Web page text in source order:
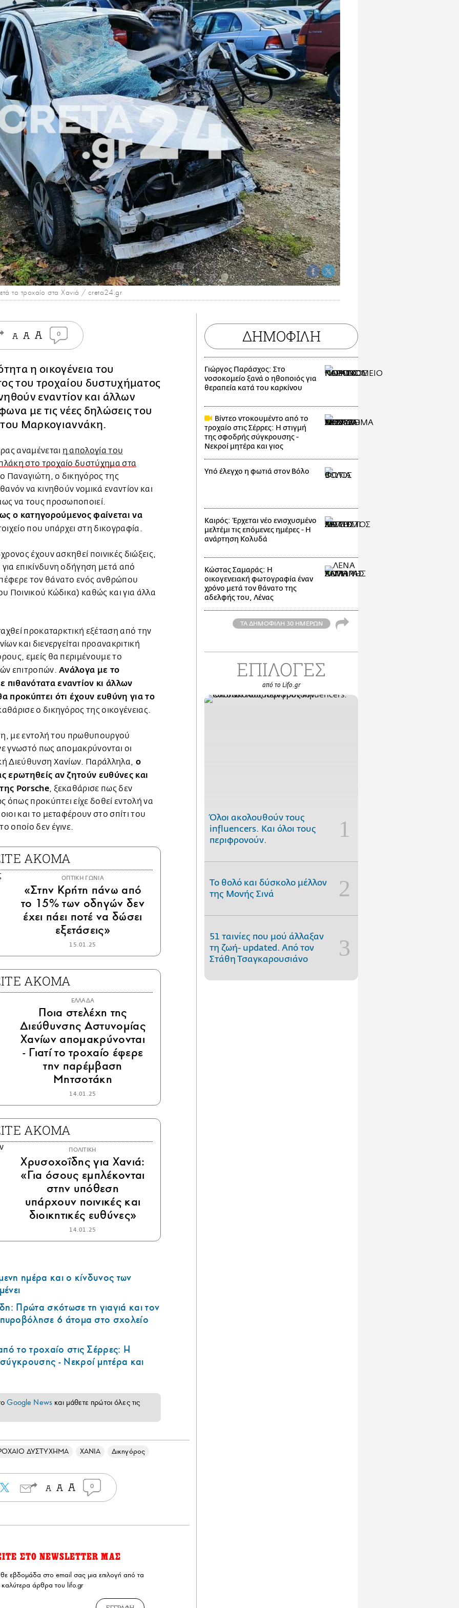
το τροχαίο στα Χανιά / creta24.gr
0
η οικογένεια του
του τροχαίου δυστυχήματος
εναντίον και άλλων
με τις νέες δηλώσεις του
Μαρκογιαννάκη.
αναμένεται η απολογία του
στο τροχαίο δυστύχημα στα
Παναγιώτη, ο δικηγόρος της
να κινηθούν νομικά εναντίον και
να τους προσωποποιεί.
ο κατηγορούμενος φαίνεται να
που υπάρχει στη δικογραφία.
έχουν ασκηθεί ποινικές διώξεις,
επικίνδυνη οδήγηση μετά από
τον θάνατο ενός ανθρώπου
Ποινικού Κώδικα) καθώς και για άλλα
προκαταρκτική εξέταση από την
και διενεργείται προανακριτική
εμείς θα περιμένουμε το
επιτροπών. Ανάλογα με το
εναντίον κι άλλων
προκύπτει ότι έχουν ευθύνη για το
ο δικηγόρος της οικογένειας.
με εντολή του πρωθυπουργού
γνωστό πως απομακρύνονται οι
Διεύθυνση Χανίων. Παράλληλα,
ο
ερωτηθείς αν ζητούν ευθύνες και
Porsche, ξεκαθάρισε πως δεν
όπως προκύπτει είχε δοθεί εντολή να
και το μεταφέρουν στο σπίτι του
οποίο δεν έγινε.
ΑΚΟΜΑ
ΟΠΤΙΚΗ ΓΩΝΙΑ
«Στην Κρήτη πάνω από
το 15% των οδηγών δεν
έχει πάει ποτέ να δώσει
εξετάσεις»
15.01.25
ΑΚΟΜΑ
ΕΛΛΑΔΑ
Ποια στελέχη της
Διεύθυνσης Αστυνομίας
Χανίων απομακρύνονται
- Γιατί το τροχαίο έφερε
την παρέμβαση
Μητσοτάκη
14.01.25
ΑΚΟΜΑ
ΠΟΛΙΤΙΚΗ
Χρυσοχοΐδης για Χανιά:
«Για όσους εμπλέκονται
στην υπόθεση
υπάρχουν ποινικές και
διοικητικές ευθύνες»
14.01.25
ημέρα και ο κίνδυνος των
Πρώτα σκότωσε τη γιαγιά και τον
6 άτομα στο σχολείο
το τροχαίο στις Σέρρες: Η
- Νεκροί μητέρα και
Google News και μάθετε πρώτοι όλες τις
ΔΥΣΤΥΧΗΜΑ ΧΑΝΙΑ Δικηγόρος
0
ΣΤΟ NEWSLETTER ΜΑΣ
εβδομάδα στο email σας μια επιλογή από τα
καλύτερα άρθρα του lifo.gr
ΔΗΜΟΦΙΛΗ
Γιώργος Παράσχος: Στο
νοσοκομείο ξανά ο ηθοποιός για
θεραπεία κατά του καρκίνου
Βίντεο ντοκουμέντο από το
τροχαίο στις Σέρρες: Η στιγμή
της σφοδρής σύγκρουσης -
Νεκροί μητέρα και γιος
Υπό έλεγχο η φωτιά στον Βόλο
Καιρός: Έρχεται νέο ενισχυσμένο
μελτέμι τις επόμενες ημέρες - Η
ανάρτηση Κολυδά
Κώστας Σαμαράς: Η
οικογενειακή φωτογραφία έναν
χρόνο μετά τον θάνατο της
αδελφής του, Λένας
ΤΑ ΔΗΜΟΦΙΛΗ 30 ΗΜΕΡΩΝ
ΕΠΙΛΟΓΕΣ
από το Lifo.gr
Όλοι ακολουθούν τους
influencers. Και όλοι τους
περιφρονούν.
Το θολό και δύσκολο μέλλον
της Μονής Σινά
51 ταινίες που μού άλλαξαν
τη ζωή- updated. Aπό τον
Στάθη Τσαγκαρουσιάνο